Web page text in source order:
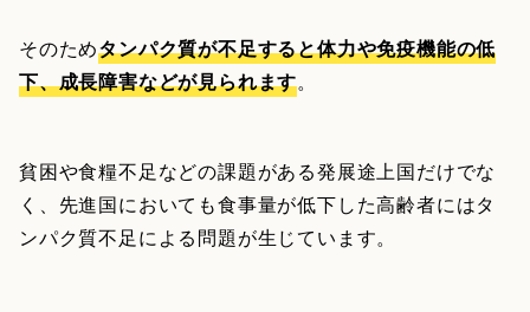
そのためタンパク質が不足すると体力や免疫機能の低
下、成長障害などが見られます。
貧困や食糧不足などの課題がある発展途上国だけでな
く、先進国においても食事量が低下した高齢者にはタ
ンパク質不足による問題が生じています。